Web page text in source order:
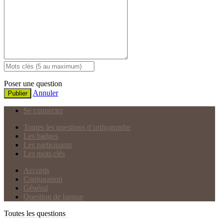
Poser une question
Publier Annuler
Se connecter
Toutes les questions d’orthographe
Les badges
Les participants
Les mots clés
Accords
Conjugaison
Général
Question de langue
Toutes les questions